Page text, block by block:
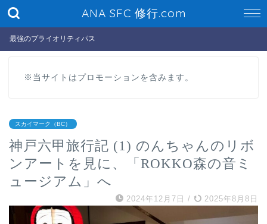
ANA SFC 修行.com
最強のプライオリティパス
※当サイトはプロモーションを含みます。
スカイマーク（BC）
神戸六甲旅行記 (1) のんちゃんのリボ
ンアートを見に、「ROKKO森の音ミ
ュージアム」へ
2024年12月7日 / 2025年8月8日